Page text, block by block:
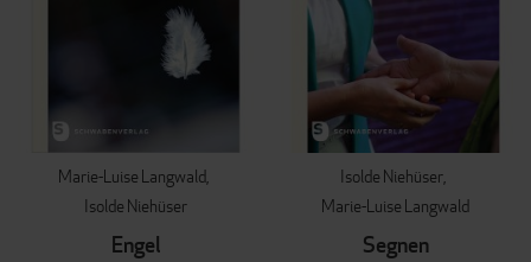
Marie-Luise Langwald
Isolde Niehüser
Engel
Isolde Niehüser
Marie-Luise Langwald
Segnen